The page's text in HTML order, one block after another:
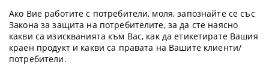
Ако Вие работите с потребители, моля, запознайте се със
Закона за защита на потребителите, за да сте наясно
какви са изискванията към Вас, как да етикетирате Вашия
краен продукт и какви са правата на Вашите клиенти/
потребители.